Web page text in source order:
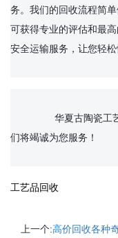
务。我们的回收流程简
可获得专业的评估和最
安全运输服务，让您轻松
们将竭诚为您服务！
工艺品回收
上一个:高价回收各种